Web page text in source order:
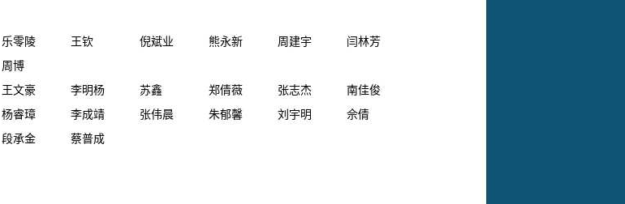
乐零陵 王钦 倪斌业 熊永新 周建宇
闫林芳
周博
王文豪 李明杨 苏鑫 郑倩薇 张志杰
南佳俊
杨睿璋
李成靖 张伟晨 朱郁馨 刘宇明
佘倩
段承金
蔡普成